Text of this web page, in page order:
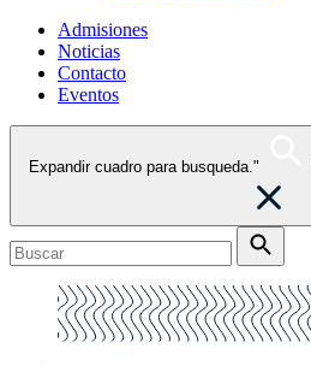
Admisiones
Noticias
Contacto
Eventos
Expandir cuadro para busqueda."